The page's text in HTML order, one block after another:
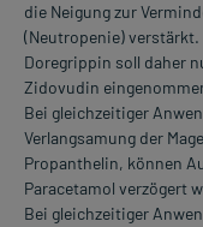
die Neigung zur
(Neutropenie) verstärkt.
Doregrippin soll daher
Zidovudin
Bei gleichzeitiger
Verlangsamung der
Propanthelin, können
Paracetamol verzögert
Bei gleichzeitiger